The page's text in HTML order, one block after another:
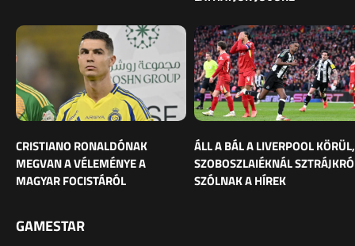
CRISTIANO RONALDÓNAK
MEGVAN A VÉLEMÉNYE A
MAGYAR FOCISTÁRÓL
ÁLL A BÁL A LIVERPOOL KÖRÜL,
SZOBOSZLAIÉKNÁL
SZÓLNAK A HÍREK
GAMESTAR